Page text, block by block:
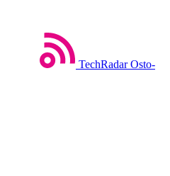
TechRadar Osto-